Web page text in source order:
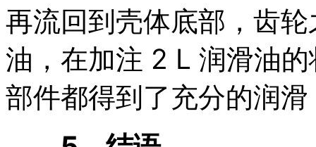
再流回到壳体底部，齿
油，在加注 2 L 润滑油
部件都得到了充分的润